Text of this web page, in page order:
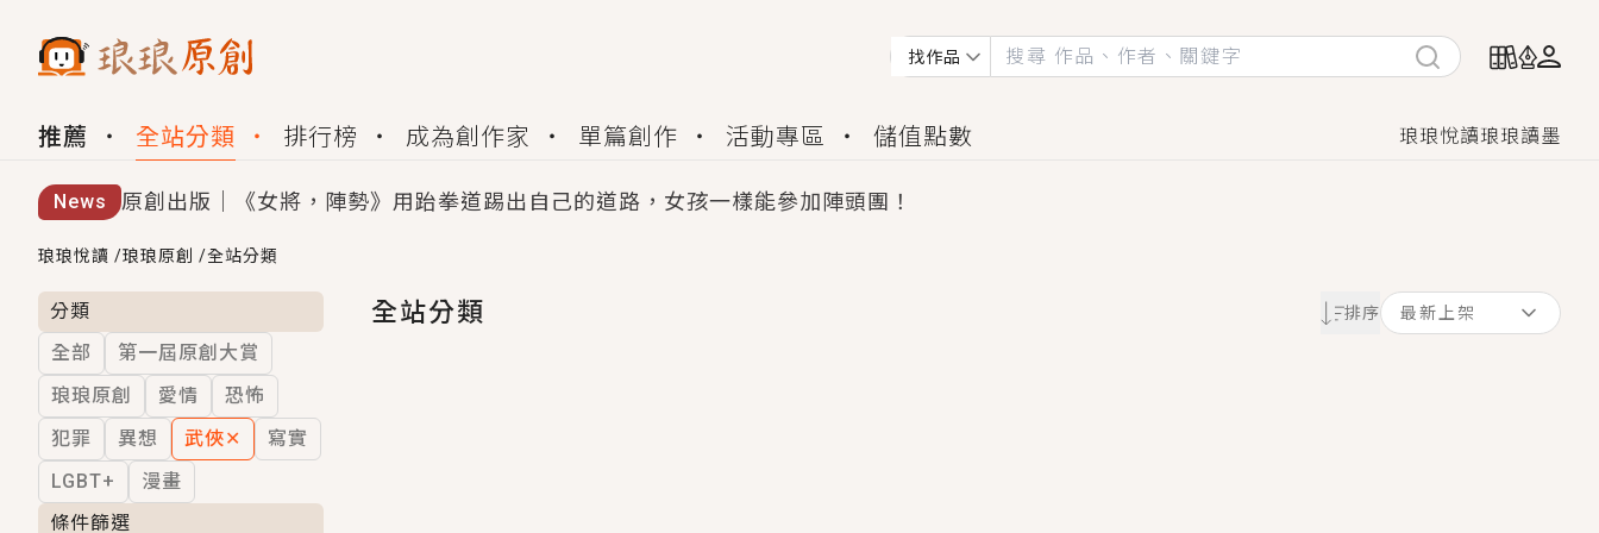
找作品
推薦 全站分類 排行榜 成為創作家 單篇創作 活動專區 儲值點數 琅琅悅讀琅琅讀墨
News 原創出版｜《女將，陣勢》用跆拳道踢出自己的道路，女孩一樣能參加陣頭團！
創,作家招募｜華文小說創作首選！有機會獲得豐富廣宣資源、專屬服務與獨享福利！
小編心動書單｜《離婚你提的，二婚嫁大佬，你哭什麼？》追妻火葬場！前夫失憶移情別戀，她頭也不回找新歡，他居然還後悔了？
GL｜《夏日與檸檬與重疊世界》炎熱的夏日、檸檬的香氣、互相愛慕的兩位少女，今夏最推純愛GL漫畫！
BL｜《費洛蒙中毒》救命！特殊費洛蒙體質世界觀，無法抗拒的吸引力，已中毒Σ>―(〃°ω°〃)♡→
OMG你嚇到我了｜《陰陽鬼店》上班族買了房子模型，但現實中買下的竟是屬於他的停屍櫃？！
言情｜《國語推行員》每個人心中都有一個連自己也無法改變的永恆， 他的一生將不由自主追逐著她……
琅琅悅讀 /琅琅原創 /全站分類
分類
全部
第一屆原創大賞
琅琅原創
愛情
恐怖
犯罪
異想 武俠✕
寫實
LGBT+
漫畫
條件篩選
全站分類 排序 最新上架